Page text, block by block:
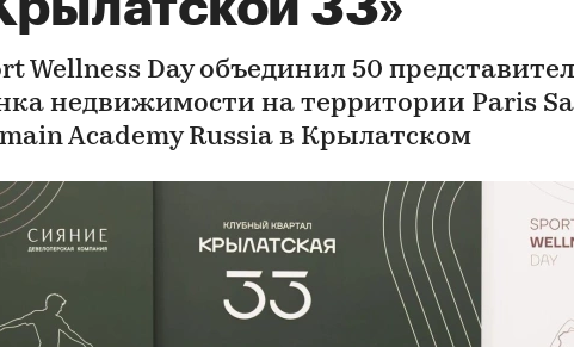
Wellness Day объединил 50
недвижимости на территории Paris
Academy Russia в Крылатском